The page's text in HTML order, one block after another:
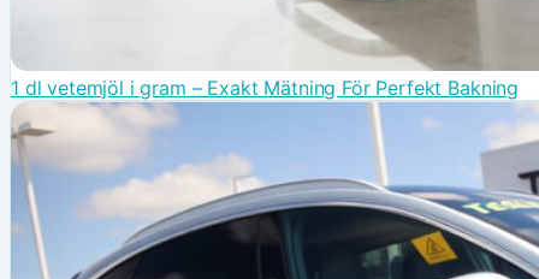
1 dl vetemjöl i gram – Exakt Mätning För Perfekt Bakning